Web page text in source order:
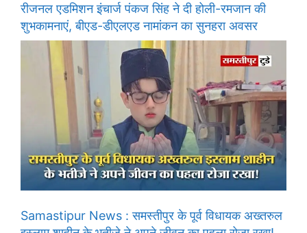
रीजनल एडमिशन इंचार्ज पंकज सिंह ने दी होली-रमजान की
शुभकामनाएं, बीएड-डीएलएड नामांकन का सुनहरा अवसर
Samastipur News : समस्तीपुर के पूर्व विधायक अख्तरुल